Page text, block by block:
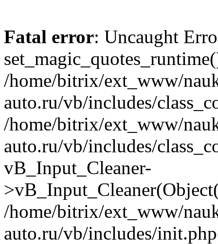
Fatal error: Uncaught
/home/bitrix/ext_www/
auto.ru/vb/includes/
/home/bitrix/ext_www/
auto.ru/vb/includes/
vB_Input_Cleaner-
/home/bitrix/ext_www/
auto.ru/vb/includes/